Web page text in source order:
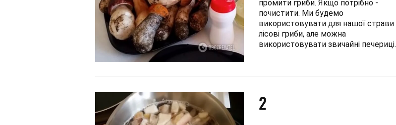
промити гриби. Якщо потрібно -
почистити. Ми будемо
використовувати для нашої страви
лісові гриби, але можна
використовувати звичайні печериці.
2